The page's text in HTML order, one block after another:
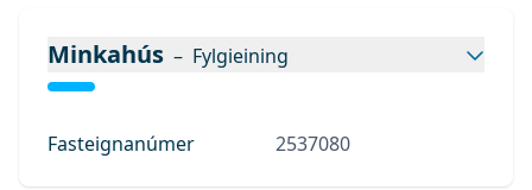
Minkahús – Fylgieining
Fasteignanúmer 2537080